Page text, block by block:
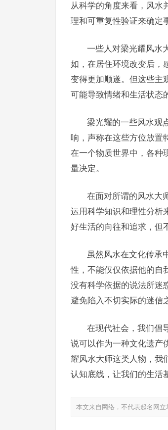
从科学的角度来看，风水
理和可重复性验证来确定
一些人对梁光耀风水
如，在居住环境改变后，
变得更加顺遂。但这些主
可能导致情绪和生活状态
梁光耀的一些风水观
响，声称在这些方位放置
在一个物质世界中，各种
量决定。
在面对所谓的风水大
运用科学知识和理性分析
好生活的向往和追求，但
虽然风水在文化传承
性，不能仅仅依据他的自
没有科学依据的说法所迷
避免陷入不切实际的迷信
在现代社会，我们倡
说可以作为一种文化遗产
耀风水大师这类人物，我
认知底线，让我们的生活
本文来自网络，不代表起名网立